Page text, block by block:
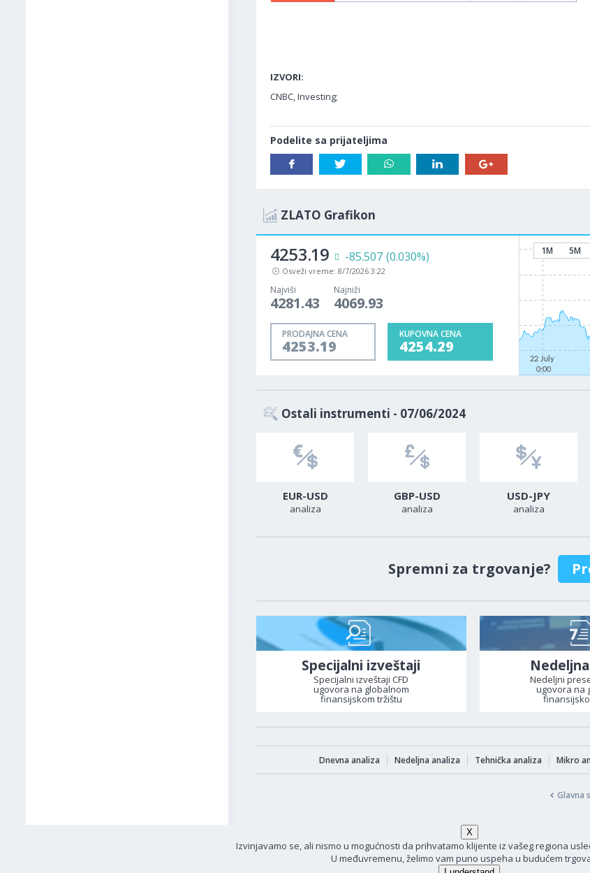
IZVORI:
CNBC, Investing;
Podelite sa prijateljima
ZLATO Grafikon
4253.19 -85.507 (0.030%)
Osveži vreme: 8/7/2026 3:22
Najviši
4281.43
Najniži
4069.93
PRODAJNA CENA
4253.19
KUPOVNA CENA
4254.29
1M 5M
22 July
0:00
Ostali instrumenti - 07/06/2024
EUR-USD
analiza
GBP-USD
analiza
USD-JPY
analiza
Spremni za trgovanje?
Specijalni izveštaji
Specijalni izveštaji CFD
ugovora na globalnom
finansijskom tržištu
Nedeljni
ugovora na
Dnevna analiza Nedeljna analiza Tehnička analiza Mikro
Glavna
Izvinjavamo se, ali nismo u mogućnosti da prihvatamo klijente iz vašeg regiona
U međuvremenu, želimo vam puno uspeha u budućem